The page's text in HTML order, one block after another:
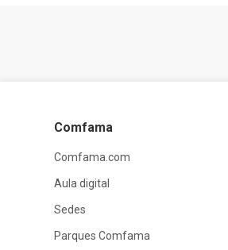
Comfama
Comfama.com
Aula digital
Sedes
Parques Comfama